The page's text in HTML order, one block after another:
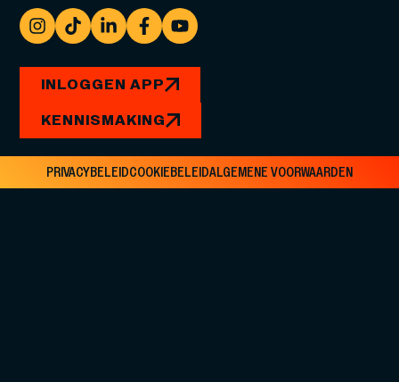
INLOGGEN APP
KENNISMAKING
PRIVACYBELEIDCOOKIEBELEIDALGEMENE VOORWAARDEN